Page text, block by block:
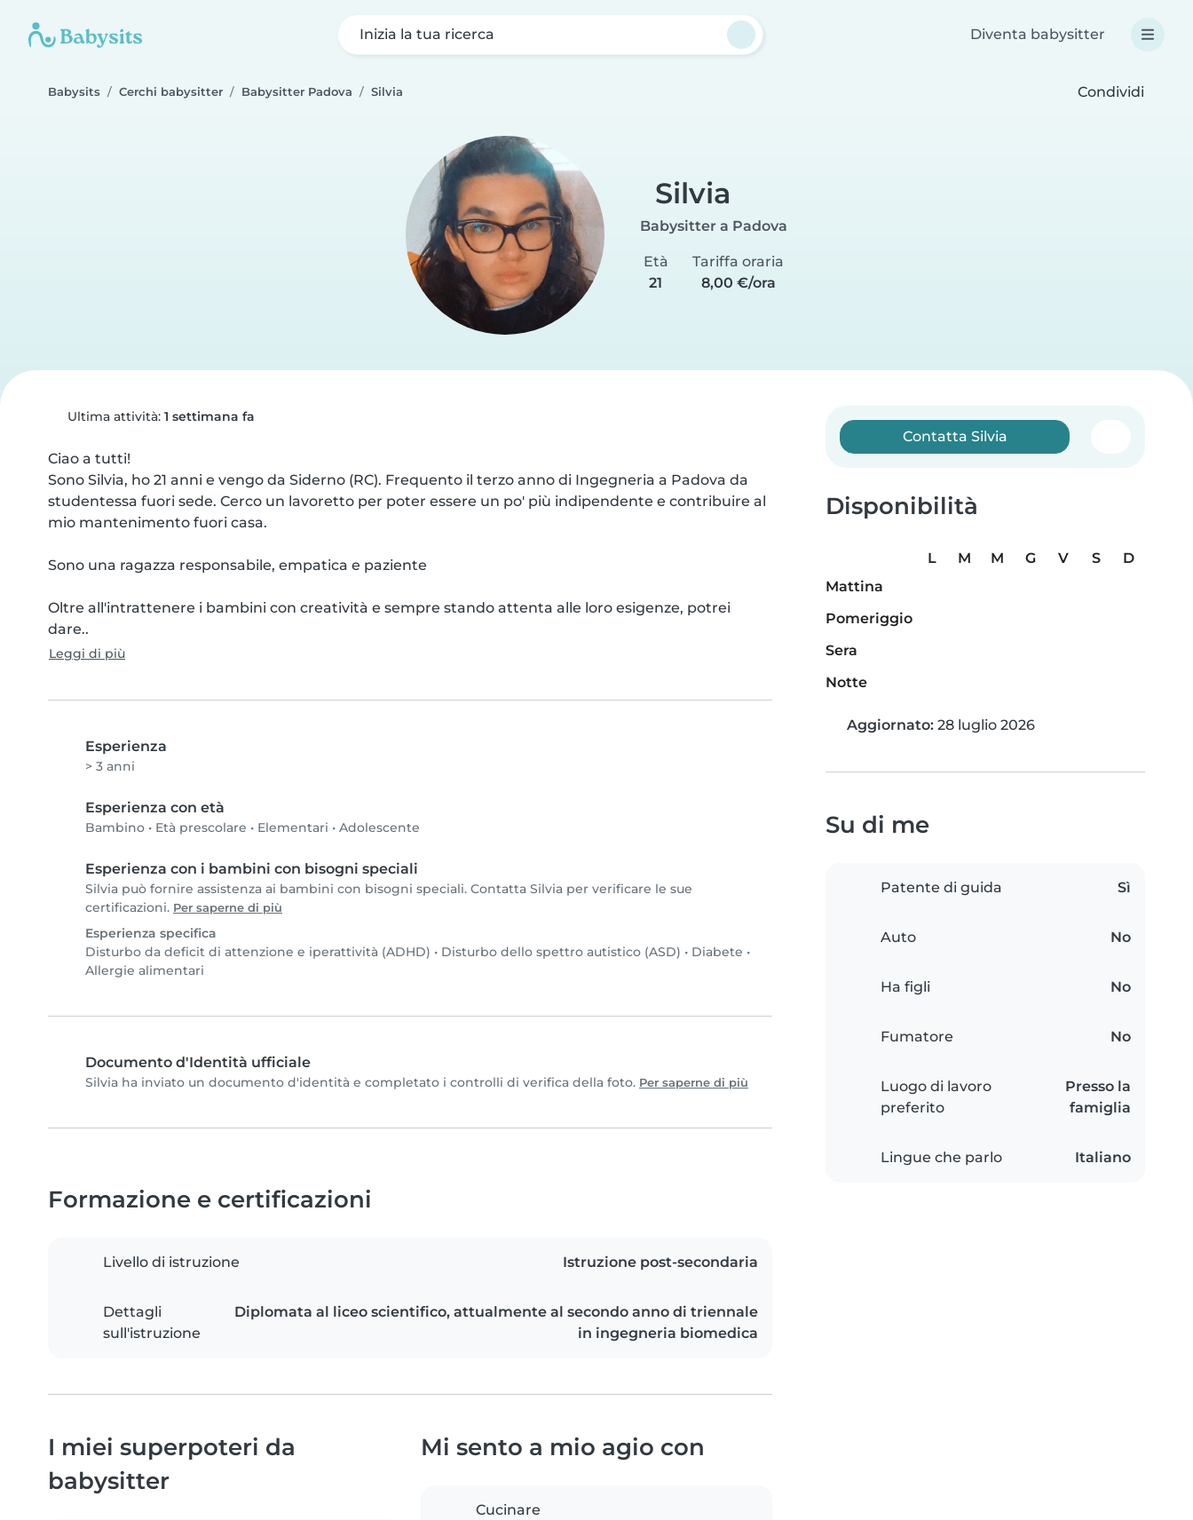
Inizia la tua ricerca Diventa babysitter
Babysits Cerchi babysitter Babysitter Padova Silvia Condividi
Silvia
Babysitter a Padova
Età
21
Tariffa oraria
8,00 €/ora
Ultima attività: 1 settimana fa
Ciao a tutti!
Sono Silvia, ho 21 anni e vengo da Siderno (RC). Frequento il terzo anno di Ingegneria a Padova da
studentessa fuori sede. Cerco un lavoretto per poter essere un po' più indipendente e contribuire al
mio mantenimento fuori casa.
Sono una ragazza responsabile, empatica e paziente
Oltre all'intrattenere i bambini con creatività e sempre stando attenta alle loro esigenze, potrei
dare..
Leggi di più
Esperienza
> 3 anni
Esperienza con età
Bambino • Età prescolare • Elementari • Adolescente
Esperienza con i bambini con bisogni speciali
Silvia può fornire assistenza ai bambini con bisogni speciali. Contatta Silvia per verificare le sue
certificazioni. Per saperne di più
Esperienza specifica
Disturbo da deficit di attenzione e iperattività (ADHD) • Disturbo dello spettro autistico (ASD) • Diabete •
Allergie alimentari
Documento d'Identità ufficiale
Silvia ha inviato un documento d'identità e completato i controlli di verifica della foto. Per saperne di più
Contatta Silvia
Disponibilità
L M M G V S
D
Mattina
Pomeriggio
Sera
Notte
Aggiornato: 28 luglio 2026
Su di me
Patente di guida Sì
Auto No
Ha figli No
Fumatore No
Luogo di lavoro
preferito
Presso la
famiglia
Lingue che parlo Italiano
Formazione e certificazioni
Livello di istruzione Istruzione post-secondaria
Dettagli
sull'istruzione
Diplomata al liceo scientifico, attualmente al secondo anno di triennale
in ingegneria biomedica
I miei superpoteri da
babysitter
Mi sento a mio agio con
Cucinare